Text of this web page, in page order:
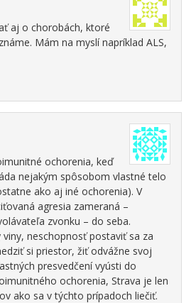
aj o chorobách, ktoré
Mám na myslí napríklad ALS,
ochorenia, keď
nejakým spôsobom vlastné telo
ako aj iné ochorenia). V
agresia zameraná –
zvonku – do seba.
neschopnosť postaviť sa za
si priestor, žiť odvážne svoj
presvedčení vyústi do
ochorenia, Strava je len
ako sa v týchto prípadoch liečiť.